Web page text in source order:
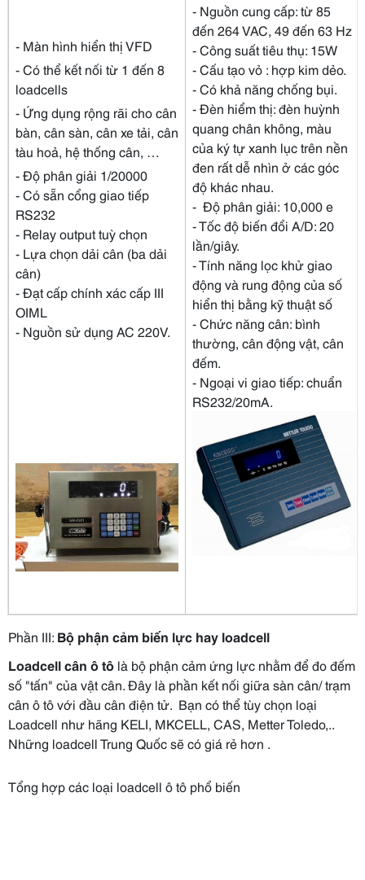
- Màn hình hiển thị VFD
- Có thể kết nối từ 1 đến 8
loadcells
- Ứng dụng rộng rãi cho cân
bàn, cân sàn, cân xe tải, cân
tàu hoả, hệ thống cân, …
- Độ phân giải 1/20000
- Có sẵn cổng giao tiếp
RS232
- Relay output tuỳ chọn
- Lựa chọn dải cân (ba dải
cân)
- Đạt cấp chính xác cấp III
OIML
- Nguồn sử dụng AC 220V.
- Nguồn cung cấp: từ 85
đến 264 VAC, 49 đến 63 Hz
- Công suất tiêu thụ: 15W
- Cấu tạo vỏ : hợp kim dẻo.
- Có khả năng chống bụi.
- Đèn hiểm thị: đèn huỳnh
quang chân không, màu
của ký tự xanh lục trên nền
đen rất dễ nhìn ở các góc
độ khác nhau.
- Độ phân giải: 10,000 e
- Tốc độ biến đổi A/D: 20
lần/giây.
- Tính năng lọc khử giao
động và rung động của số
hiển thị bằng kỹ thuật số
- Chức năng cân: bình
thường, cân động vật, cân
đếm.
- Ngoại vi giao tiếp: chuẩn
RS232/20mA.
Phần III: Bộ phận cảm biến lực hay loadcell
Loadcell cân ô tô là bộ phận cảm ứng lực nhằm để đo đếm
số "tấn" của vật cân. Đây là phần kết nối giữa sàn cân/ trạm
cân ô tô với đầu cân điện tử. Bạn có thể tùy chọn loại
Loadcell như hãng KELI, MKCELL, CAS, Metter Toledo,..
Những loadcell Trung Quốc sẽ có giá rẻ hơn .
Tổng hợp các loại loadcell ô tô phổ biến